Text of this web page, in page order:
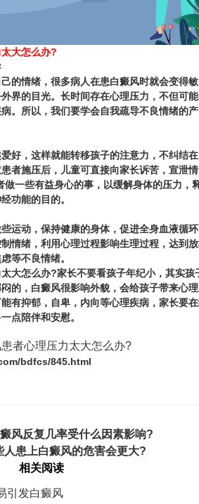
大怎么办?
情绪，很多病人在患白癜风时就会变得敏
界的目光。长时间存在心理压力，不但可
。所以，我们要学会自我疏导不良情绪的产
，这样就能转移孩子的注意力，不纠结
者施压后，儿童可直接向家长诉苦，宣泄情
一些有益身心的事，以缓解身体的压力，
功能的目的。
动，保持健康的身体，促进全身血液循
情绪，利用心理过程影响生理过程，达到
等不良情绪。
大怎么办?家长不要看孩子年纪小，其实孩
的，白癜风很影响外貌，会给孩子带来心
有抑郁，自卑，内向等心理疾病，家长要
点陪伴和安慰。
患者心理压力太大怎么办?
bdfcs/845.html
风反复几率受什么因素影响?
人患上白癜风的危害会更大?
相关阅读
引发白癜风